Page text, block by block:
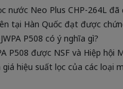
nước Neo Plus CHP-264L
tại Hàn Quốc đạt được
P508 có ý nghĩa gì?
P508 được NSF và Hiệp
giá hiệu suất lọc của các loại